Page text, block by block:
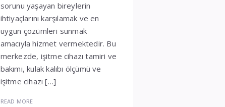
sorunu yaşayan bireylerin
ihtiyaçlarını karşılamak ve en
uygun çözümleri sunmak
amacıyla hizmet vermektedir. Bu
merkezde, işitme cihazı tamiri ve
bakımı, kulak kalıbı ölçümü ve
işitme cihazı […]
READ MORE